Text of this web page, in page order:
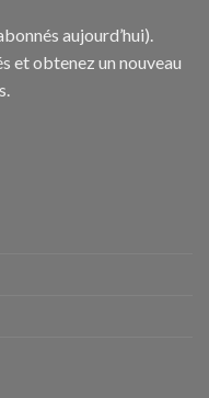
aujourd’hui).
et obtenez un nouveau